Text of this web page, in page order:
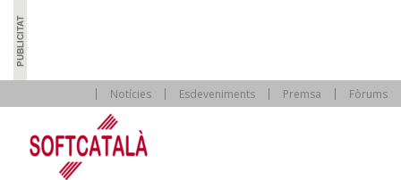
Notícies Esdeveniments Premsa Fòrums